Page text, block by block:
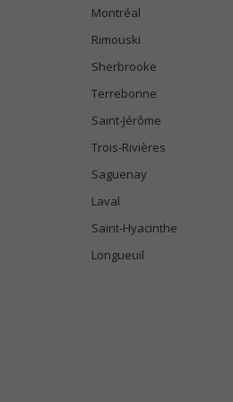
Montréal
Rimouski
Sherbrooke
Terrebonne
Saint-Jérôme
Trois-Rivières
Saguenay
Laval
Saint-Hyacinthe
Longueuil